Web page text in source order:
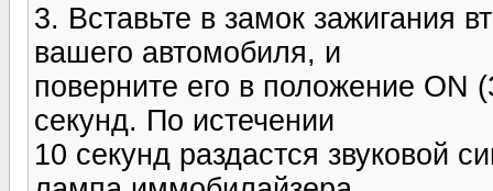
3. Вставьте в замок зажигания
вашего автомобиля, и
поверните его в положение ON
секунд. По истечении
10 секунд раздастся звуковой